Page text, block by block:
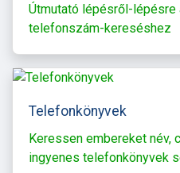
Útmutató lépésről-lépésre
telefonszám-kereséshez
Telefonkönyvek
Keressen embereket név,
ingyenes telefonkönyvek